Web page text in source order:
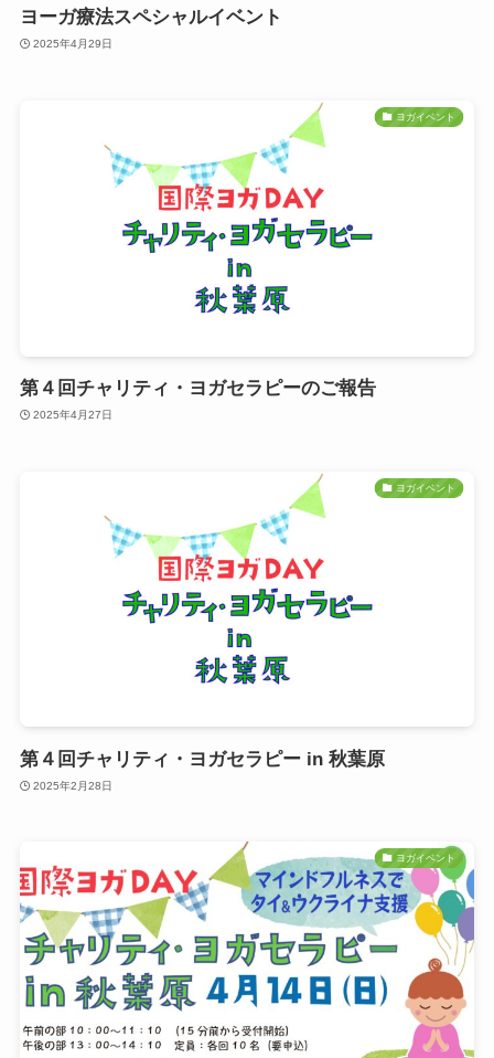
ヨーガ療法スペシャルイベント
2025年4月29日
ヨガイベント
第４回チャリティ・ヨガセラピーのご報告
2025年4月27日
ヨガイベント
第４回チャリティ・ヨガセラピー in 秋葉原
2025年2月28日
ヨガイベント